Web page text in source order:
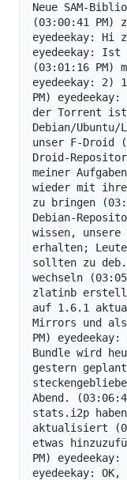
Neue SAM-
(03:00:41 PM)
eyedeekay: Hi
eyedeekay: Ist
(03:01:16 PM)
eyedeekay: 2)
PM)
der Torrent
Debian/Ubuntu/
unser F-Droid
Droid-
meiner
wieder mit
zu bringen
Debian-
wissen,
erhalten;
sollten zu
wechseln
zlatinb
auf 1.6.1
Mirrors und
PM)
Bundle wird
gestern
Abend.
stats.i2p haben
aktualisiert
etwas
PM)
eyedeekay: